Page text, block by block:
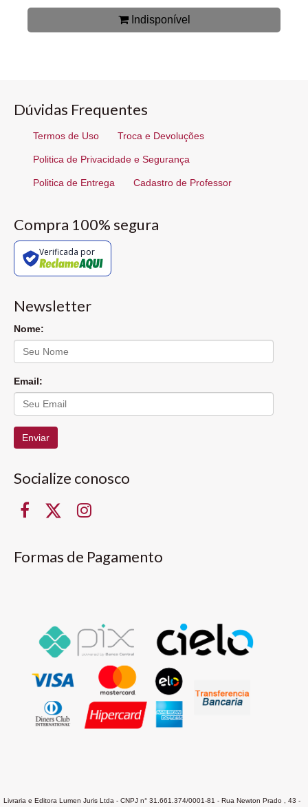
Indisponível
Dúvidas Frequentes
Termos de Uso Troca e Devoluções
Politica de Privacidade e Segurança
Politica de Entrega Cadastro de Professor
Compra 100% segura
Verificada por
Newsletter
Nome:
Email:
Enviar
Socialize conosco
Formas de Pagamento
Livraria e Editora Lumen Juris Ltda - CNPJ n° 31.661.374/0001-81 - Rua Newton Prado , 43 -